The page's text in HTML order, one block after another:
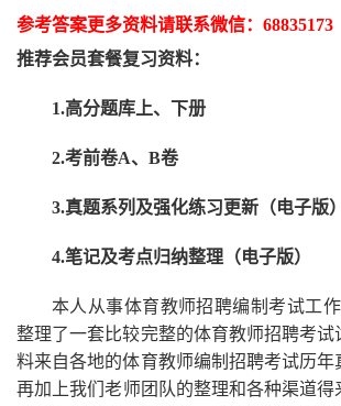
参考答案更多资料请联系微信： 68835173
推荐会员套餐复习资料：
1.高分题库上、下册
2.考前卷A、B卷
3.真题系列及强化练习更新（电子版）
4.笔记及考点归纳整理（电子版）
本人从事体育教师招聘编制考试工作
整理了一套比较完整的体育教师招聘考试
料来自各地的体育教师编制招聘考试历年
再加上我们老师 团队的整理和各种渠道